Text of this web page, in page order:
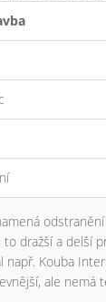
dražší a delší
Kouba
ale